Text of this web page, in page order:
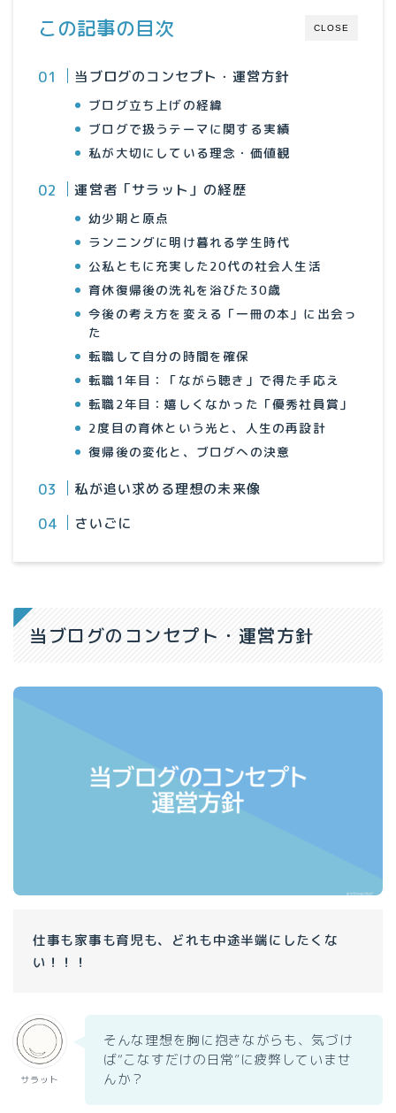
CLOSE
この記事の目次
当ブログのコンセプト・運営方針
ブログ立ち上げの経緯
ブログで扱うテーマに関する実績
私が大切にしている理念・価値観
運営者「サラット」の経歴
幼少期と原点
ランニングに明け暮れる学生時代
公私ともに充実した20代の社会人生活
育休復帰後の洗礼を浴びた30歳
今後の考え方を変える「一冊の本」に出会っ
た
転職して自分の時間を確保
転職1年目：「ながら聴き」で得た手応え
転職2年目：嬉しくなかった「優秀社員賞」
2度目の育休という光と、人生の再設計
復帰後の変化と、ブログへの決意
私が追い求める理想の未来像
さいごに
当ブログのコンセプト・運営方針
仕事も家事も育児も、どれも中途半端にしたくな
い！！！
サラット
そんな理想を胸に抱きながらも、気づけ
ば“こなすだけの日常”に疲弊していませ
んか？